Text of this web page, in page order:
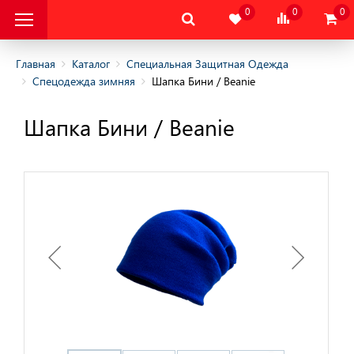
0 0 0
Главная Каталог
Специальная Защитная Одежда
Спецодежда зимняя
Шапка Бини / Beanie
Шапка Бини / Beanie